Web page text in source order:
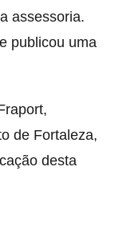
assessoria.
publicou uma
de Fortaleza,
desta